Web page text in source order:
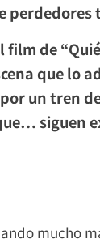
perdedores
film de
que lo
un tren
siguen
mucho